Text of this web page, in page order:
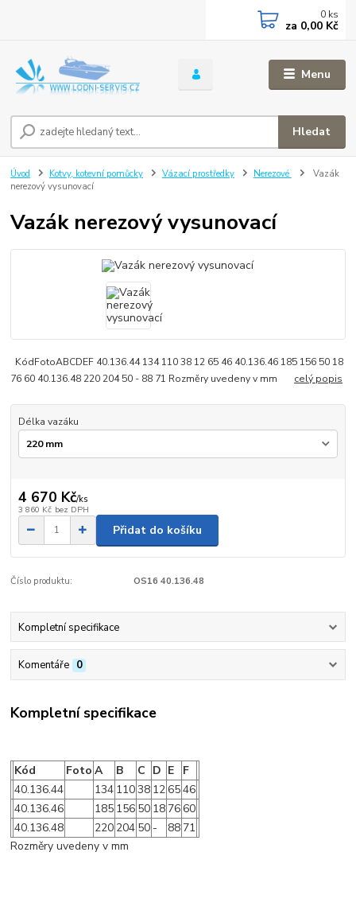
Menu
Hledat
0 ks
za 0,00 Kč
Úvod Kotvy, kotevní pomůcky Vázací prostředky Nerezové
Vazák
nerezový vysunovací
Vazák nerezový vysunovací
KódFotoABCDEF 40.136.44 134 110 38 12 65 46 40.136.46 185 156 50 18
76 60 40.136.48 220 204 50 - 88 71 Rozměry uvedeny v mm celý popis
Délka vazáku
4 670 Kč/ks
3 860 Kč bez DPH
Přidat do košíku
Číslo produktu: OS16 40.136.48
Kompletní specifikace
Komentáře 0
Kompletní specifikace
Kód Foto A B C D E
F
40.136.44
134 11038 126546
40.136.46
185 156 50 18 7660
40.136.48
220 204 50 - 88 71
Rozměry uvedeny v mm